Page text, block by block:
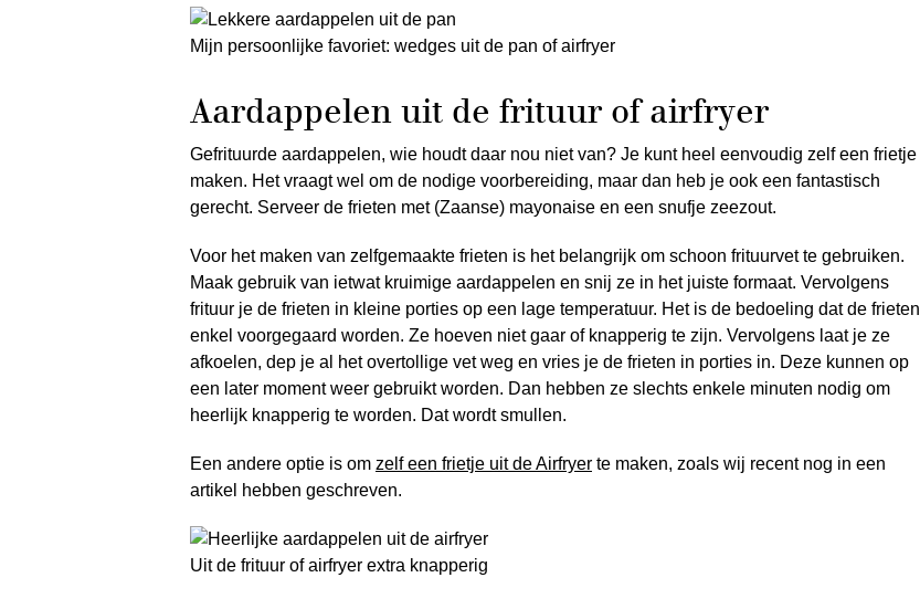
Mijn persoonlijke favoriet: wedges uit de pan of airfryer
Aardappelen uit de frituur of airfryer
Gefrituurde aardappelen, wie houdt daar nou niet van? Je kunt heel eenvoudig zelf een frietje
maken. Het vraagt wel om de nodige voorbereiding, maar dan heb je ook een fantastisch
gerecht. Serveer de frieten met (Zaanse) mayonaise en een snufje zeezout.
Voor het maken van zelfgemaakte frieten is het belangrijk om schoon frituurvet te gebruiken.
Maak gebruik van ietwat kruimige aardappelen en snij ze in het juiste formaat. Vervolgens
frituur je de frieten in kleine porties op een lage temperatuur. Het is de bedoeling dat de frieten
enkel voorgegaard worden. Ze hoeven niet gaar of knapperig te zijn. Vervolgens laat je ze
afkoelen, dep je al het overtollige vet weg en vries je de frieten in porties in. Deze kunnen op
een later moment weer gebruikt worden. Dan hebben ze slechts enkele minuten nodig om
heerlijk knapperig te worden. Dat wordt smullen.
Een andere optie is om zelf een frietje uit de Airfryer te maken, zoals wij recent nog in een
artikel hebben geschreven.
Uit de frituur of airfryer extra knapperig